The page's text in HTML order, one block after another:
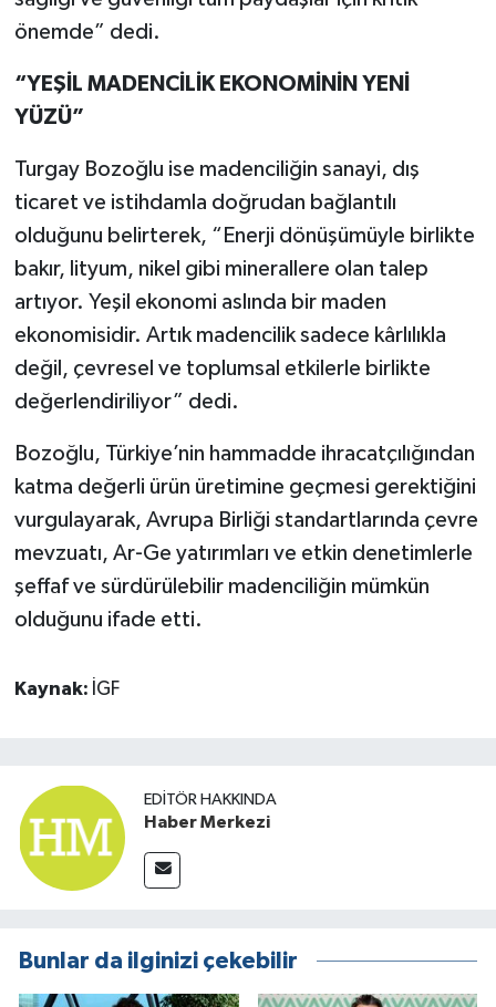
önemde” dedi.
“YEŞİL MADENCİLİK EKONOMİNİN YENİ
YÜZÜ”
Turgay Bozoğlu ise madenciliğin sanayi, dış
ticaret ve istihdamla doğrudan bağlantılı
olduğunu belirterek, “Enerji dönüşümüyle birlikte
bakır, lityum, nikel gibi minerallere olan talep
artıyor. Yeşil ekonomi aslında bir maden
ekonomisidir. Artık madencilik sadece kârlılıkla
değil, çevresel ve toplumsal etkilerle birlikte
değerlendiriliyor” dedi.
Bozoğlu, Türkiye’nin hammadde ihracatçılığından
katma değerli ürün üretimine geçmesi gerektiğini
vurgulayarak, Avrupa Birliği standartlarında çevre
mevzuatı, Ar-Ge yatırımları ve etkin denetimlerle
şeffaf ve sürdürülebilir madenciliğin mümkün
olduğunu ifade etti.
Kaynak: İGF
EDITÖR HAKKINDA
Haber Merkezi
Bunlar da ilginizi çekebilir